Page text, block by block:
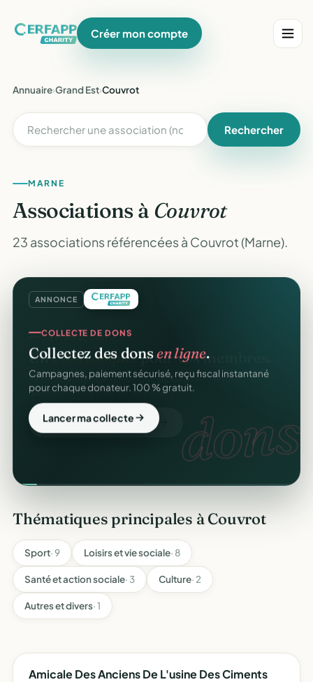
Créer mon compte
Annuaire›Grand Est›Couvrot
Rechercher
MARNE
Associations à Couvrot
23 associations référencées à Couvrot (Marne).
ANNONCE
dons.
COLLECTE DE DONS
Collectez des donsen ligne.
Campagnes, paiement sécurisé, reçu fiscal instantané
pour chaque donateur. 100 % gratuit.
Lancer ma collecte
Thématiques principales à Couvrot
Sport· 9 Loisirs et vie sociale· 8
Santé et action sociale· 3 Culture· 2
Autres et divers· 1
Amicale Des Anciens De L'usine Des Ciments